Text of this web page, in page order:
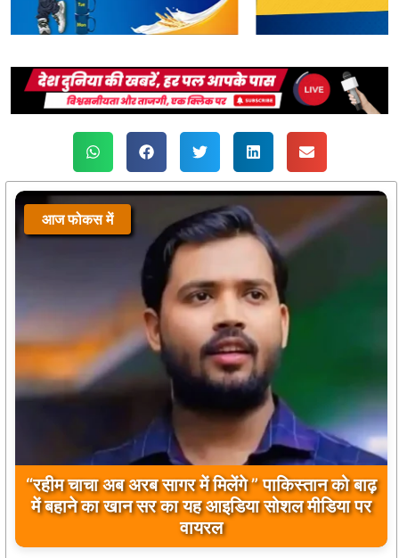
आज फोकस में
“रहीम चाचा अब अरब सागर में मिलेंगे ” पाकिस्तान को बाढ़
में बहाने का खान सर का यह आइडिया सोशल मीडिया पर
वायरल
आज फोकस में
बिलावल भुट्टो द्वारा सिंधु नदी और भारत को लेकर दिए गए
बयान पर भारत के केंद्रीय मंत्रियों की कड़ी प्रतिक्रिया